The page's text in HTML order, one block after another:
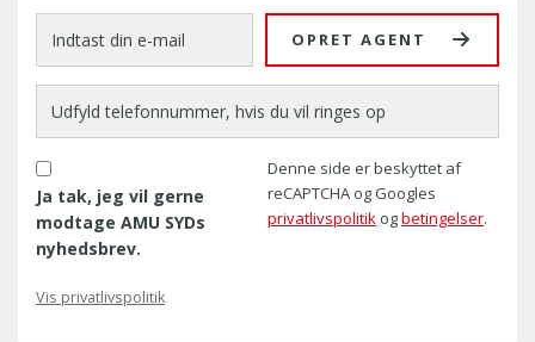
OPRET AGENT
Ja tak, jeg vil gerne
modtage AMU SYDs
nyhedsbrev.
Denne side er beskyttet af
reCAPTCHA og Googles
privatlivspolitik ogbetingelser.
Vis privatlivspolitik